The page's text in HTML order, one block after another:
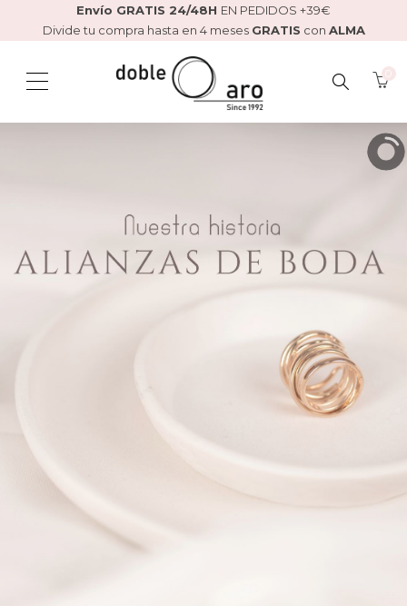
Envío GRATIS 24/48H EN PEDIDOS +39€
Divide tu compra hasta en 4 meses GRATIS con ALMA
BUSCAR
AQUÍ...